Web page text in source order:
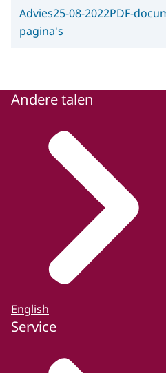
Advies25-08-2022PDF-
pagina's
Andere talen
English
Service